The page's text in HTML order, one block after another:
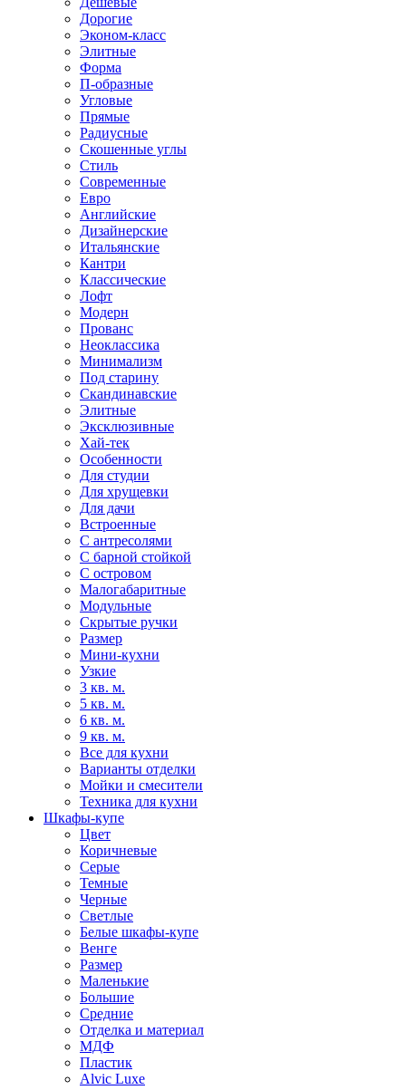
Дорогие
Эконом-класс
Элитные
Форма
П-образные
Угловые
Прямые
Радиусные
Скошенные углы
Стиль
Современные
Евро
Английские
Дизайнерские
Итальянские
Кантри
Классические
Лофт
Модерн
Прованс
Неоклассика
Минимализм
Под старину
Скандинавские
Элитные
Эксклюзивные
Хай-тек
Особенности
Для студии
Для хрущевки
Для дачи
Встроенные
С антресолями
С барной стойкой
С островом
Малогабаритные
Модульные
Скрытые ручки
Размер
Мини-кухни
Узкие
3 кв. м.
5 кв. м.
6 кв. м.
9 кв. м.
Все для кухни
Варианты отделки
Мойки и смесители
Техника для кухни
Шкафы-купе
Цвет
Коричневые
Серые
Темные
Черные
Светлые
Белые шкафы-купе
Венге
Размер
Маленькие
Большие
Средние
Отделка и материал
МДФ
Пластик
Alvic Luxe